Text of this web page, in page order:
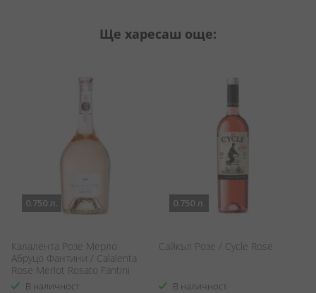
Ще харесаш още:
0.750 л.
Калалента Розе Мерло
Абруцо Фантини / Calalenta
Rose Merlot Rosato Fantini
В наличност
0.750 л.
Сайкъл Розе / Cycle Rose
В наличност